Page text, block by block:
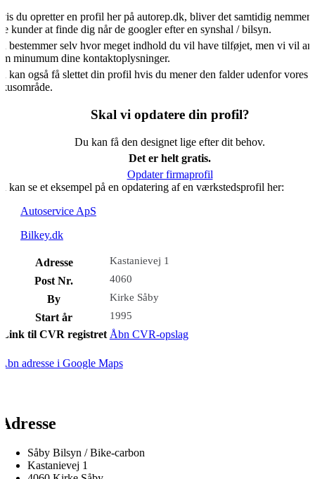
du opretter en profil her på autorep.dk, bliver det samtidig
kunder at finde dig når de googler efter en synshal / bilsyn.
bestemmer selv hvor meget indhold du vil have tilføjet, men vi vil
minumum dine kontaktoplysninger.
kan også få slettet din profil hvis du mener den falder udenfor vores
Skal vi opdatere din profil?
Du kan få den designet lige efter dit behov.
Det er helt gratis.
Opdater firmaprofil
kan se et eksempel på en opdatering af en værkstedsprofil her:
Autoservice ApS
Bilkey.dk
Adresse Kastanievej 1
Post Nr. 4060
By Kirke Såby
Start år 1995
Link til CVR registret Åbn CVR-opslag
adresse i Google Maps
Såby Bilsyn / Bike-carbon
Kastanievej 1